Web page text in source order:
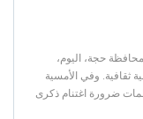
حجة، اليوم،
ثقافية. وفي الأمسية
ضرورة اغتنام ذكرى